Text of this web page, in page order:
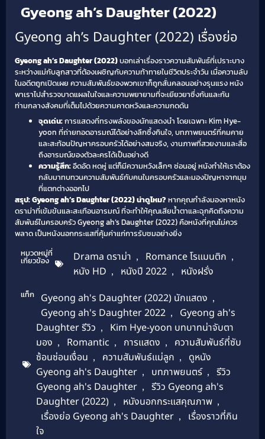
Gyeong ah’s Daughter (2022)
Gyeong ah’s Daughter (2022) เรื่องย่อ
Gyeong ah’s Daughter (2022)บอกเล่าเรื่องราวความสัมพันธ์ที่เปราะบาง
ระหว่างแม่กับลูกสาวที่ต้องเผชิญกับความท้าทายในชีวิตประจำวัน เมื่อความลับ
ในอดีตถูกเปิดเผย ความสัมพันธ์ของพวกเขาก็ถูกสั่นคลอนอย่างรุนแรง หนัง
พาเราไปสำรวจบาดแผลในใจและความพยายามที่จะเยียวยาซึ่งกันและกัน
ท่ามกลางสังคมที่เต็มไปด้วยความคาดหวังและความกดดัน
จุดเด่น:การแสดงที่ทรงพลังของนักแสดงนำ โดยเฉพาะ Kim Hye-
yoon ที่ถ่ายทอดอารมณ์ได้อย่างลึกซึ้งกินใจ, บทภาพยนตร์ที่คมคาย
และสะท้อนปัญหาครอบครัวได้อย่างสมจริง, งานภาพที่สวยงามและสื่อ
ถึงอารมณ์ของตัวละครได้เป็นอย่างดี
ความรู้สึก:อึดอัด หดหู่ แต่ก็มีความหวังเล็กๆ ซ่อนอยู่ หนังทำให้เราต้อง
กลับมาทบทวนความสัมพันธ์กับคนในครอบครัวและมองปัญหาจากมุม
ที่แตกต่างออกไป
สรุป: Gyeong ah’s Daughter (2022) น่าดูไหม?หากคุณกำลังมองหาหนัง
ดราม่าที่เข้มข้นและสะเทือนอารมณ์ ที่จะทำให้คุณเสียน้ำตาและฉุกคิดถึงความ
สัมพันธ์ในครอบครัว Gyeong ah’s Daughter (2022) คือหนังที่คุณไม่ควร
พลาด เป็นหนังนอกกระแสที่คุ้มค่าแก่การรับชมอย่างยิ่ง
หมวดหมู่ที่
เกี่ยวข้อง Drama ดราม่า , Romance โรแมนติก ,
หนัง HD , หนังปี 2022 , หนังฝรั่ง
แท็ก Gyeong ah's Daughter (2022) นักแสดง ,
Gyeong ah's Daughter 2022 ,
Gyeong ah's
Daughter รีวิว ,
Kim Hye-yoon บทบาทน่าจับตา
มอง , Romantic , การแสดง ,
ความสัมพันธ์ที่ซับ
ซ้อนซ่อนเงื่อน , ความสัมพันธ์แม่ลูก ,
ดูหนัง
Gyeong ah's Daughter , บทภาพยนตร์ ,
รีวิว
Gyeong ah's Daughter ,
รีวิว Gyeong ah's
Daughter (2022) , หนังนอกกระแสคุณภาพ ,
เรื่องย่อ Gyeong ah's Daughter ,
เรื่องราวที่กิน
ใจ